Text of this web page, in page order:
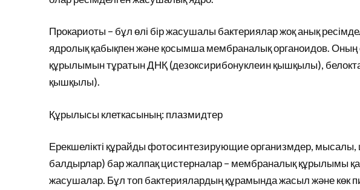
Прокариоты – бұл өлі бір жасушалы бактериялар жоқ анық
ядролық қабықпен және қосымша мембраналық органоидов.
құрылымын тұратын ДНҚ (дезоксирибонуклеин қышқылы),
қышқылы).
Құрылысы клеткасының: плазмидтер
Ерекшелікті құрайды фотосинтезирующие организмдер, мысалы,
балдырлар) бар жалпақ цистерналар – мембраналық құрылымы
жасушалар. Бұл топ бактериялардың құрамында жасыл және көк